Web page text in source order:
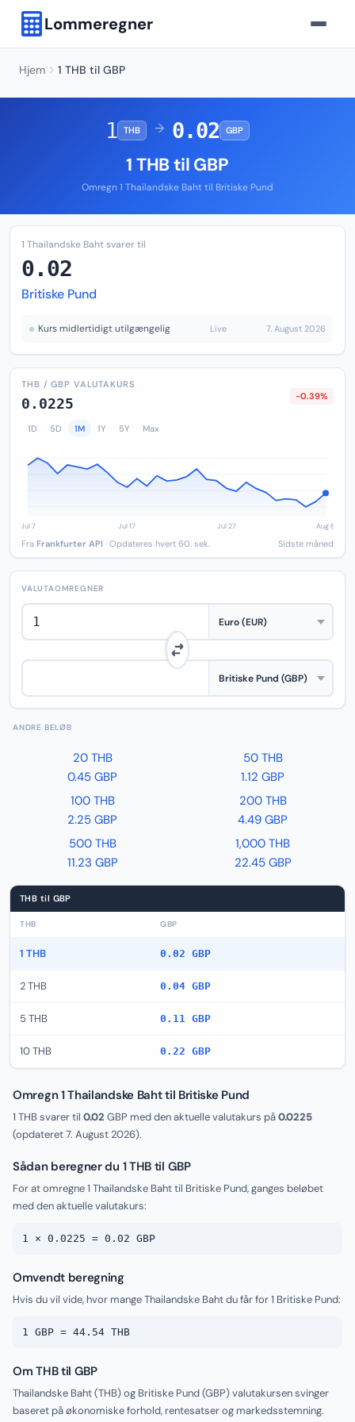
Lommeregner
Hjem 1 THB til GBP
1 THB → 0.02 GBP
1 THB til GBP
Omregn 1 Thailandske Baht til Britiske Pund
1 Thailandske Baht svarer til
0.02
Britiske Pund
Kurs midlertidigt utilgængelig Live 7. August 2026
THB / GBP VALUTAKURS
0.0225 -0.39%
1D 5D 1M 1Y 5Y Max
Fra Frankfurter API · Opdateres hvert 60. sek. Sidste måned
VALUTAOMREGNER
ANDRE BELØB
20 THB
0.45 GBP
50 THB
1.12 GBP
100 THB
2.25 GBP
200 THB
4.49 GBP
500 THB
11.23 GBP
1,000 THB
22.45 GBP
THB til GBP
THB GBP
1 THB 0.02 GBP
2 THB 0.04 GBP
5 THB 0.11 GBP
10 THB 0.22 GBP
Omregn 1 Thailandske Baht til Britiske Pund
1 THB svarer til 0.02 GBP med den aktuelle valutakurs på0.0225
(opdateret7. August 2026).
Sådan beregner du 1 THB til GBP
For at omregne 1 Thailandske Baht til Britiske Pund, ganges beløbet
med den aktuelle valutakurs:
1 × 0.0225 = 0.02 GBP
Omvendt beregning
Hvis du vil vide, hvor mange Thailandske Baht du får for 1 Britiske Pund:
1 GBP = 44.54 THB
Om THB til GBP
Thailandske Baht (THB) og Britiske Pund (GBP) valutakursen svinger
baseret på økonomiske forhold, rentesatser og markedsstemning.